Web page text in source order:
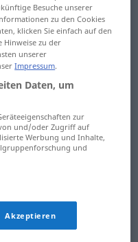
... soldatisch
... Sonnenbank
... soviel
...
...
Besuche unserer
zu den Cookies
klicken Sie einfach auf den
Hinweise zu der
unserer
Impressum.
Daten, um
zur
und/oder Zugriff auf
Werbung und Inhalte,
und
Akzeptieren